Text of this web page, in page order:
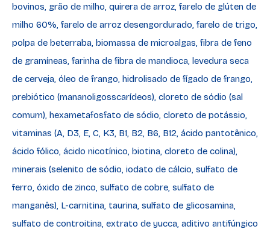
bovinos, grão de milho, quirera de arroz, farelo de glúten de
milho 60%, farelo de arroz desengordurado, farelo de trigo,
polpa de beterraba, biomassa de microalgas, fibra de feno
de gramíneas, farinha de fibra de mandioca, levedura seca
de cerveja, óleo de frango, hidrolisado de fígado de frango,
prebiótico (mananoligosscarídeos), cloreto de sódio (sal
comum), hexametafosfato de sódio, cloreto de potássio,
vitaminas (A, D3, E, C, K3, B1, B2, B6, B12, ácido pantotênico,
ácido fólico, ácido nicotínico, biotina, cloreto de colina),
minerais (selenito de sódio, iodato de cálcio, sulfato de
ferro, óxido de zinco, sulfato de cobre, sulfato de
manganês), L-carnitina, taurina, sulfato de glicosamina,
sulfato de controitina, extrato de yucca, aditivo antifúngico